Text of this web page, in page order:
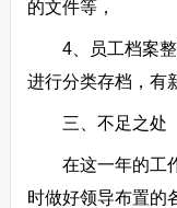
的文件等，
4、员工档案整
进行分类存档，有
三、不足之处
在这一年的工作
时做好领导布置的